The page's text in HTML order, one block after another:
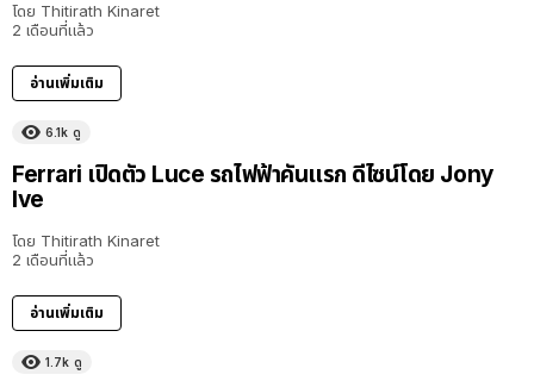
โดย Thitirath Kinaret
2 เดือนที่แล้ว
อ่านเพิ่มเติม
6.1k ดู
Ferrari เปิดตัว Luce รถไฟฟ้าคันแรก ดีไซน์โดย Jony
Ive
โดย Thitirath Kinaret
2 เดือนที่แล้ว
อ่านเพิ่มเติม
1.7k ดู